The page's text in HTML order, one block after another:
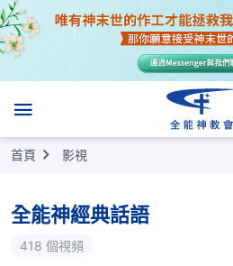
首頁 影視
全能神經典話語
418 個視頻